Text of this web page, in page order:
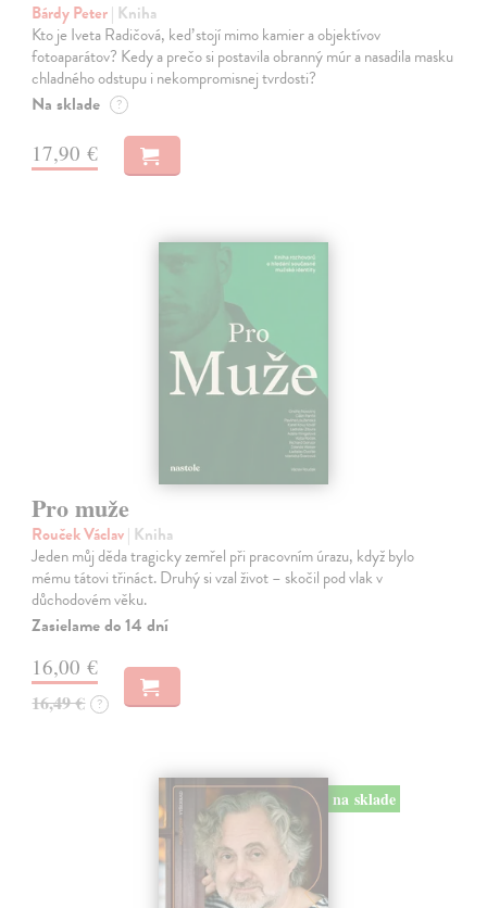
Bárdy Peter| Kniha
Kto je Iveta Radičová, keď stojí mimo kamier a objektívov
fotoaparátov? Kedy a prečo si postavila obranný múr a nasadila masku
chladného odstupu i nekompromisnej tvrdosti?
Na sklade ?
17,90 €
Pro muže
Rouček Václav| Kniha
Jeden můj děda tragicky zemřel při pracovním úrazu, když bylo
mému tátovi třináct. Druhý si vzal život – skočil pod vlak v
důchodovém věku.
Zasielame do 14 dní
16,00 €
16,49 € ?
na sklade